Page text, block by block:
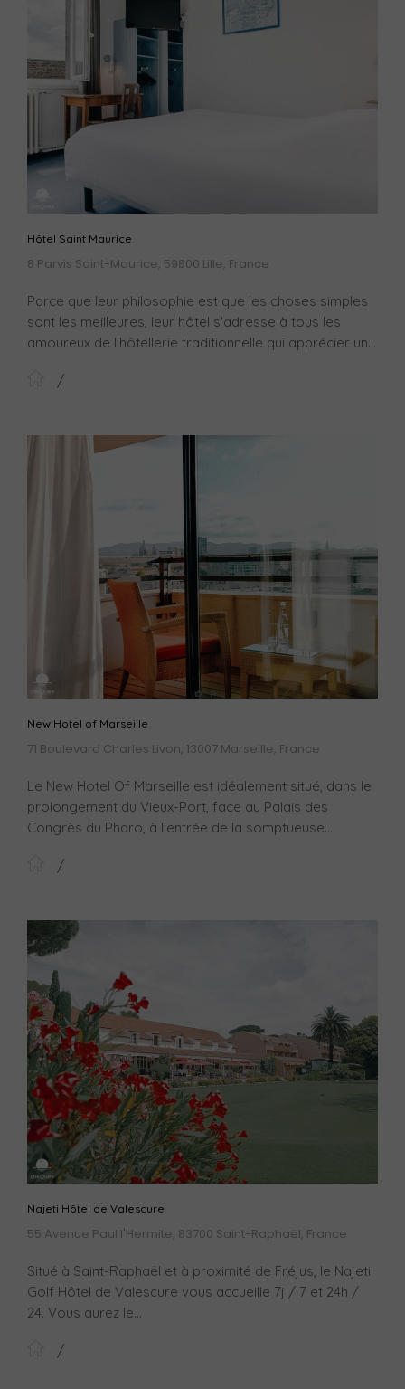
Hôtel Saint Maurice
8 Parvis Saint-Maurice, 59800 Lille, France
Parce que leur philosophie est que les choses simples
sont les meilleures, leur hôtel s'adresse à tous les
amoureux de l'hôtellerie traditionnelle qui apprécier un...
New Hotel of Marseille
71 Boulevard Charles Livon, 13007 Marseille, France
Le New Hotel Of Marseille est idéalement situé, dans le
prolongement du Vieux-Port, face au Palais des
Congrès du Pharo, à l'entrée de la somptueuse...
Najeti Hôtel de Valescure
55 Avenue Paul l'Hermite, 83700 Saint-Raphaël, France
Situé à Saint-Raphaël et à proximité de Fréjus, le Najeti
Golf Hôtel de Valescure vous accueille 7j / 7 et 24h /
24. Vous aurez le...